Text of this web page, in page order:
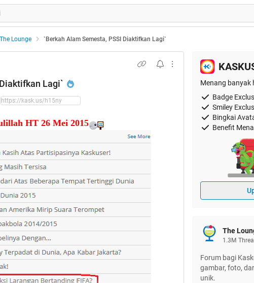
The Lounge `Berkah Alam Semesta, PSSI Diaktifkan Lagi`
Lagi`
HT 26 Mei 2015
Menang banyak
Badge
Smiley
Bingkai
Benefit
The
1.3M
Forum bagi
gambar, foto,
unik.